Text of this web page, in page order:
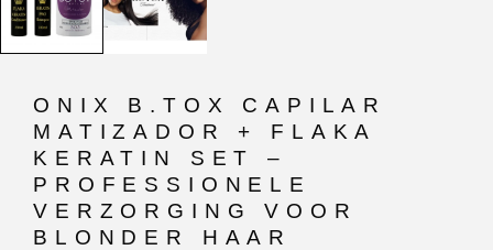
ONIX B.TOX CAPILAR
MATIZADOR + FLAKA
KERATIN SET –
PROFESSIONELE
VERZORGING VOOR
BLONDER HAAR